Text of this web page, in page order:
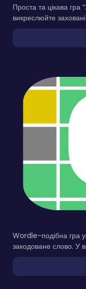
Проста та цікава гра
викреслюйте
Wordle-подібна гра
закодоване слово. У